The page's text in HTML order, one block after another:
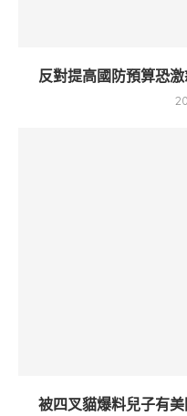
反對提高國防預算恐
被四叉貓爆料兒子有